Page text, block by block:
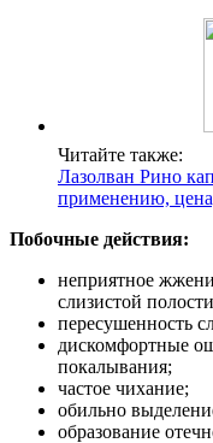
Читайте также:
Лазолван Рино
применению,
Побочные действия:
неприятное
слизистой
пересушенность
дискомфортные
покалывания;
частое чихание;
обильно
образование